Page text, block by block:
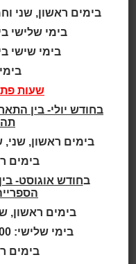
לא
קוראים יקרים,
יתקיימו עבודות תחזוקה
בימים ראשון, שני וחמישי
בימי שלישי בין
בימי שישי בין
שעות
בימים ראשון, שני, שלישי
בימים
ב
בימים ראשון, שני
בימי שלישי: 12:00-9:00, 18:45-14:00
בימים